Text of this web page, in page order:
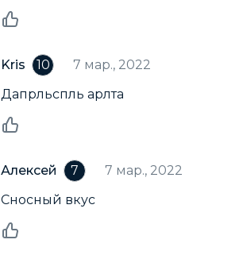
Kris 10
7 мар., 2022
Дапрльспль арлта
Алексей 7
7 мар., 2022
Сносный вкус